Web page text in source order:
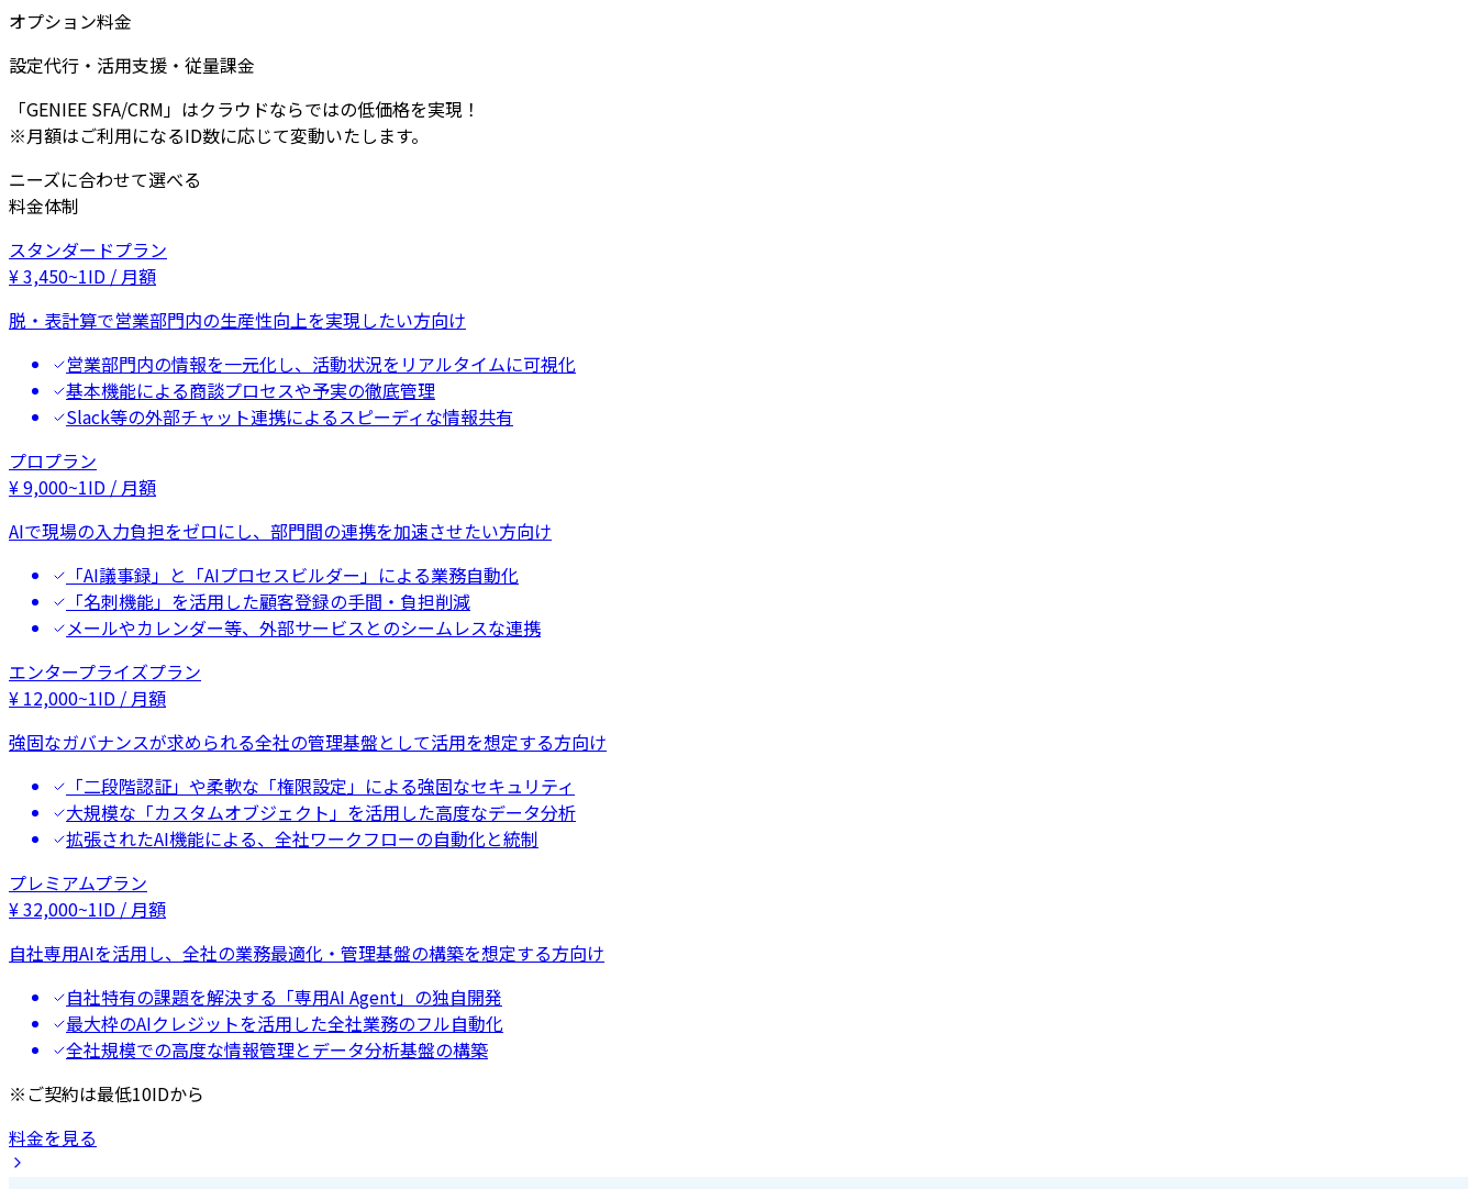
オプション料金
設定代行・活用支援・従量課金
「GENIEE SFA/CRM」はクラウドならではの低価格を実現！
※月額はご利用になるID数に応じて変動いたします。
ニーズに合わせて選べる
料金体制
スタンダードプラン
¥3,450~1ID / 月額
脱・表計算で営業部門内の生産性向上を実現したい方向け
営業部門内の情報を一元化し、活動状況をリアルタイムに可視化
基本機能による商談プロセスや予実の徹底管理
Slack等の外部チャット連携によるスピーディな情報共有
プロプラン
¥9,000~1ID / 月額
AIで現場の入力負担をゼロにし、部門間の連携を加速させたい方向け
「AI議事録」と「AIプロセスビルダー」による業務自動化
「名刺機能」を活用した顧客登録の手間・負担削減
メールやカレンダー等、外部サービスとのシームレスな連携
エンタープライズプラン
¥ 12,000~1ID / 月額
強固なガバナンスが求められる全社の管理基盤として活用を想定する方向け
「二段階認証」や柔軟な「権限設定」による強固なセキュリティ
大規模な「カスタムオブジェクト」を活用した高度なデータ分析
拡張されたAI機能による、全社ワークフローの自動化と統制
プレミアムプラン
¥32,000~1ID / 月額
自社専用AIを活用し、全社の業務最適化・管理基盤の構築を想定する方向け
自社特有の課題を解決する「専用AI Agent」の独自開発
最大枠のAIクレジットを活用した全社業務のフル自動化
全社規模での高度な情報管理とデータ分析基盤の構築
※ご契約は最低10IDから
料金を見る